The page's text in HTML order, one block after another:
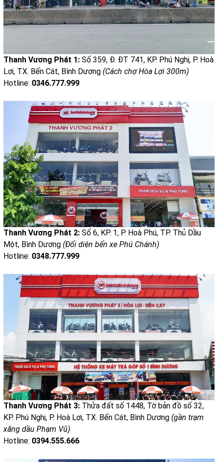
Thanh Vương Phát 1: Số 359, Đ. ĐT 741, KP. Phú Nghị, P. Hoà
Lợi, TX. Bến Cát, Bình Dương (Cách chợ Hòa Lợi 300m)
Hotline: 0346.777.999
Thanh Vương Phát 2: Số 6, KP. 1, P. Hoà Phú, TP. Thủ Dầu
Một, Bình Dương (Đối diện bến xe Phú Chánh)
Hotline: 0348.777.999
Thanh Vương Phát 3: Thửa đất số 1448, Tờ bản đồ số 32,
KP. Phú Nghị, P. Hoà Lợi, TX. Bến Cát, Bình Dương (gần trạm
xăng dầu Phạm Vũ)
Hotline: 0394.555.666